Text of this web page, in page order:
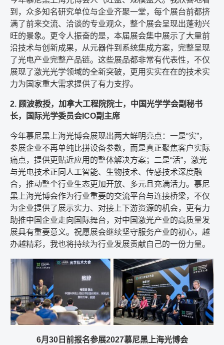
到，众多知名研究单位与企业齐聚一堂，每个展台前都挤
满了前来交流、洽谈的专业观众，整个展会呈现出蓬勃兴
旺的景象。更令人振奋的是，本届展会集中展示了大量前
沿技术与创新成果，从元器件到系统集成方案，完整呈现
了光电产业完整产品链。这些展品都非常有代表性，不仅
展现了激光光学领域的全新突破，更用实实在在的技术实
力为国家重大需求提供了有力支撑。
2. 顾波教授，加拿大工程院院士，中国光学学会副秘书
长，国际光学委员会ICO副主席
今年慕尼黑上海光博会展现出两大鲜明亮点：一是“实”，
参展企业不再单纯比拼设备参数，而是真正聚焦客户实际
痛点，提供更贴近应用的整体解决方案；二是“活”，激光
与光电技术正同人工智能、生物技术、传感技术深度融
合，推动整个行业生态更加开放、多元且充满活力。慕尼
黑上海光博会作为行业重要的交流平台与连接桥梁，不仅
为企业提供了展示实力、对接上下游资源的机会，更有力
助推中国企业走向国际舞台，对中国激光产业的高质量发
展具有重要意义。祝愿展会继续坚守服务产业的初心，越
办越精彩，我也将持续为行业发展贡献自己的一份力量。
6月30日前报名参展2027慕尼黑上海光博会